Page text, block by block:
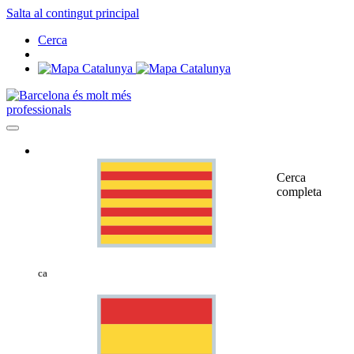
Salta al contingut principal
Cerca
professionals
ca
Cerca
completa